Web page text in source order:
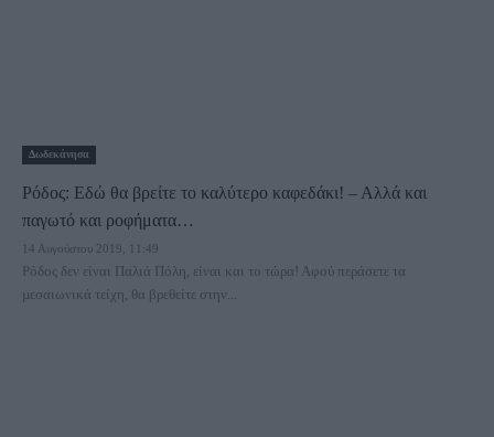
Δωδεκάνησα
Ρόδος: Εδώ θα βρείτε το καλύτερο καφεδάκι! – Αλλά και
παγωτό και ροφήματα…
14 Αυγούστου 2019, 11:49
Ρόδος δεν είναι Παλιά Πόλη, είναι και το τώρα! Αφού περάσετε τα
µεσαιωνικά τείχη, θα βρεθείτε στην...